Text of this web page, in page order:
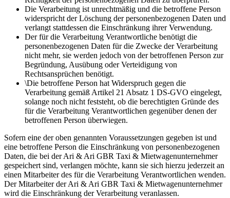
Die Verarbeitung ist unrechtmäßig und die betroffene Person
widerspricht der Löschung der personenbezogenen Daten und
verlangt stattdessen die Einschränkung ihrer Verwendung.
Der für die Verarbeitung Verantwortliche benötigt die
personenbezogenen Daten für die Zwecke der Verarbeitung
nicht mehr, sie werden jedoch von der betroffenen Person zur
Begründung, Ausübung oder Verteidigung von
Rechtsansprüchen benötigt.
\Die betroffene Person hat Widerspruch gegen die
Verarbeitung gemäß Artikel 21 Absatz 1 DS-GVO eingelegt,
solange noch nicht feststeht, ob die berechtigten Gründe des
für die Verarbeitung Verantwortlichen gegenüber denen der
betroffenen Person überwiegen.
Sofern eine der oben genannten Voraussetzungen gegeben ist und
eine betroffene Person die Einschränkung von personenbezogenen
Daten, die bei der Ari & Ari GBR Taxi & Mietwagenunternehmer
gespeichert sind, verlangen möchte, kann sie sich hierzu jederzeit an
einen Mitarbeiter des für die Verarbeitung Verantwortlichen wenden.
Der Mitarbeiter der Ari & Ari GBR Taxi & Mietwagenunternehmer
wird die Einschränkung der Verarbeitung veranlassen.